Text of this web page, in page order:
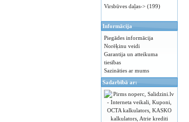
Virsbūves daļas-> (199)
Informācija
Piegādes informācija
Norēķinu veidi
Garantija un atteikuma
tiesības
Sazināties ar mums
Sadarbībā ar: